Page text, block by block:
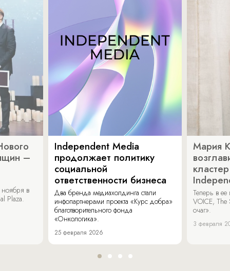
–
ноября в
Plaza.
Independent Media
продолжает политику
социальной
ответственности бизнеса
Два бренда медиахолдинга стали
инфопартнерами проекта «Курс добра»
благотворительного фонда
«Онкологика».
25 февраля 2026
Мария
Теперь в
VOICE,
очаг».
3 февраля